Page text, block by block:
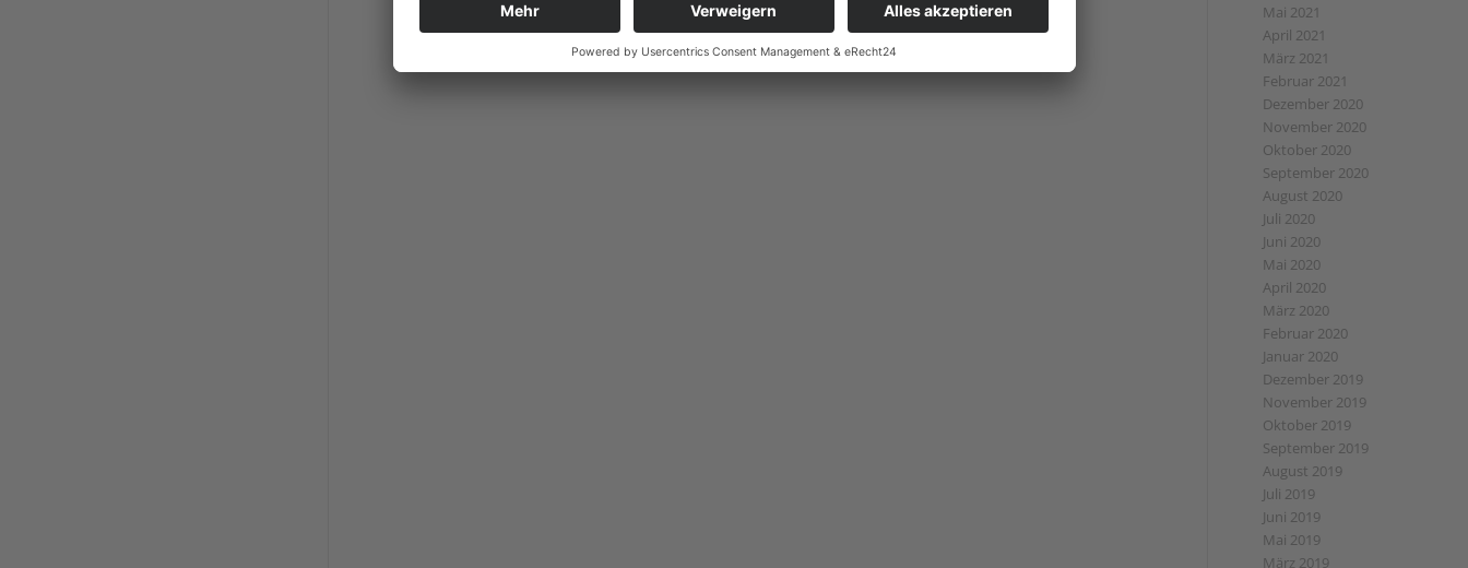
Mai 2021
April 2021
März 2021
Februar 2021
Dezember 2020
November 2020
Oktober 2020
September 2020
August 2020
Juli 2020
Juni 2020
Mai 2020
April 2020
März 2020
Februar 2020
Januar 2020
Dezember 2019
November 2019
Oktober 2019
September 2019
August 2019
Juli 2019
Juni 2019
Mai 2019
März 2019